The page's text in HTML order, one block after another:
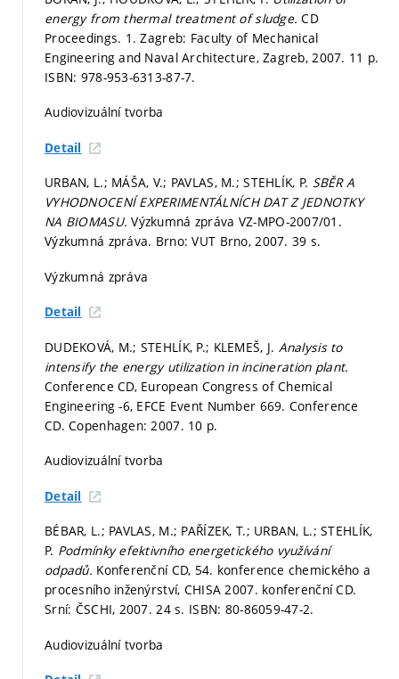
energy from thermal treatment of sludge.CD
Proceedings. 1. Zagreb: Faculty of Mechanical
Engineering and Naval Architecture, Zagreb, 2007. 11 p.
ISBN: 978-953-6313-87-7.
Audiovizuální tvorba
Detail
URBAN, L.; MÁŠA, V.; PAVLAS, M.; STEHLÍK, P. SBĚR A
VYHODNOCENÍ EXPERIMENTÁLNÍCH DAT Z JEDNOTKY
NA BIOMASU.Výzkumná zpráva VZ-MPO-2007/01.
Výzkumná zpráva. Brno: VUT Brno, 2007. 39 s.
Výzkumná zpráva
Detail
DUDEKOVÁ, M.; STEHLÍK, P.; KLEMEŠ, J. Analysis to
intensify the energy utilization in incineration plant.
Conference CD, European Congress of Chemical
Engineering -6, EFCE Event Number 669. Conference
CD. Copenhagen: 2007. 10 p.
Audiovizuální tvorba
Detail
BÉBAR, L.; PAVLAS, M.; PAŘÍZEK, T.; URBAN, L.; STEHLÍK,
P. Podmínky efektivního energetického využívání
odpadů. Konferenční CD, 54. konference chemického a
procesního inženýrství, CHISA 2007. konferenční CD.
Srní: ČSCHI, 2007. 24 s. ISBN: 80-86059-47-2.
Audiovizuální tvorba